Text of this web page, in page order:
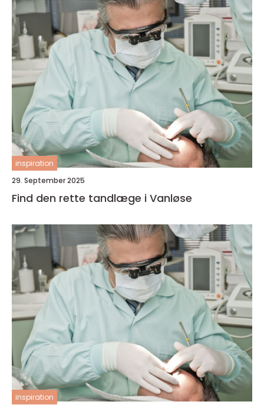
inspiration
29. September 2025
Find den rette tandlæge i Vanløse
inspiration